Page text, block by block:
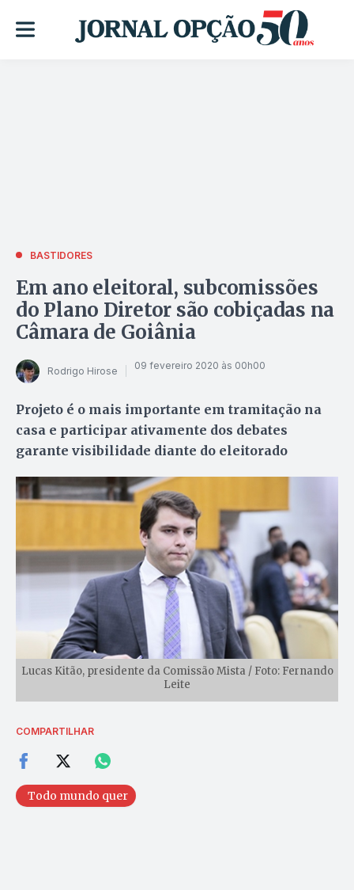
BASTIDORES
Em ano eleitoral, subcomissões
do Plano Diretor são cobiçadas na
Câmara de Goiânia
Rodrigo Hirose 09 fevereiro 2020 às 00h00
Projeto é o mais importante em tramitação na
casa e participar ativamente dos debates
garante visibilidade diante do eleitorado
Lucas Kitão, presidente da Comissão Mista / Foto: Fernando
Leite
COMPARTILHAR
Todo mundo quer